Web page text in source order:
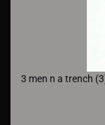
3 men n a trench